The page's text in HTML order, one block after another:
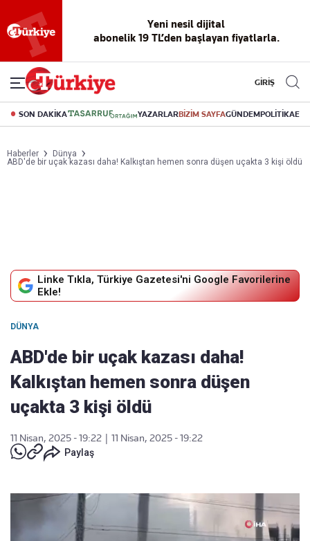
Yeni nesil dijital
abonelik 19 TL’den başlayan fiyatlarla.
GİRİŞ
SON DAKİKA YAZARLARBİZİM SAYFAGÜNDEMPOLİTİKA
Haberler
Dünya
ABD'de bir uçak kazası daha! Kalkıştan hemen sonra düşen uçakta 3 kişi öldü
Linke Tıkla, Türkiye Gazetesi'ni Google Favorilerine
Ekle!
DÜNYA
ABD'de bir uçak kazası daha!
Kalkıştan hemen sonra düşen
uçakta 3 kişi öldü
11 Nisan, 2025 - 19:22
11 Nisan, 2025 - 19:22
Paylaş